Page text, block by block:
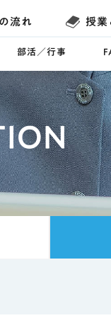
流れ 授業
部活／行事